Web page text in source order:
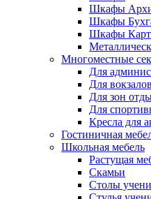
Шкафы
Шкафы
Шкафы
Многоместные
Для
Для
Для зон
Для
Кресла для
Гостиничная
Школьная мебель
Растущая
Скамьи
Столы